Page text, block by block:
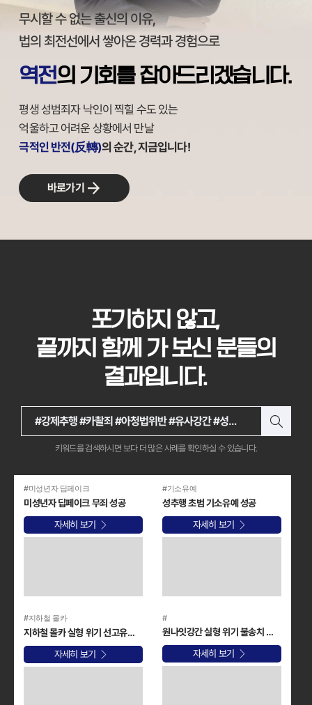
무시할 수 없는 출신의 이유,
법의 최전선에서 쌓아온 경력과 경험으로
역전의 기회를 잡아드리겠습니다.
평생 성범죄자 낙인이 찍힐 수도 있는
억울하고 어려운 상황에서 만날
극적인 반전(反轉)의 순간, 지금입니다!
바로가기
포기하지 않고,
끝까지 함께 가 보신 분들의
결과입니다.
키워드를 검색하시면 보다 더 많은 사례를 확인하실 수 있습니다.
#미성년자 딥페이크
미성년자 딥페이크 무죄 성공
자세히 보기
#기소유예
성추행 초범 기소유예 성공
자세히 보기
#지하철 몰카
지하철 몰카 실형 위기 선고유예 선처 성공
자세히 보기
#
원나잇강간 실형 위기 불송치 선처 성공
자세히 보기